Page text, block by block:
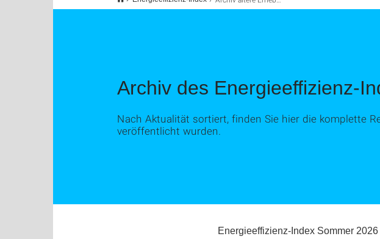
Archiv des Energieeffizienz-
Nach Aktualität sortiert, finden Sie hier die komplette
veröffentlicht wurden.
Energieeffizienz-Index Sommer 2026